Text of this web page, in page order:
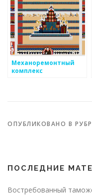
Механоремонтный
комплекс
ОПУБЛИКОВАНО В
ПОСЛЕДНИЕ
Востребованный